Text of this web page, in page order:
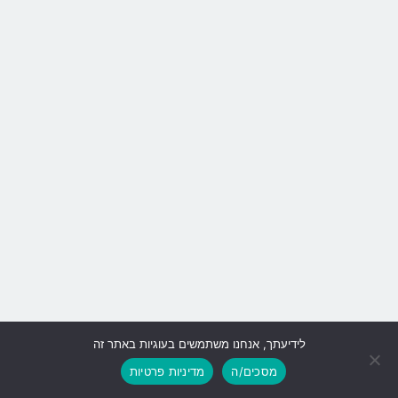
גלילה
לראש
לידיעתך, אנחנו משתמשים בעוגיות באתר זה
מסכים/ה
מדיניות פרטיות